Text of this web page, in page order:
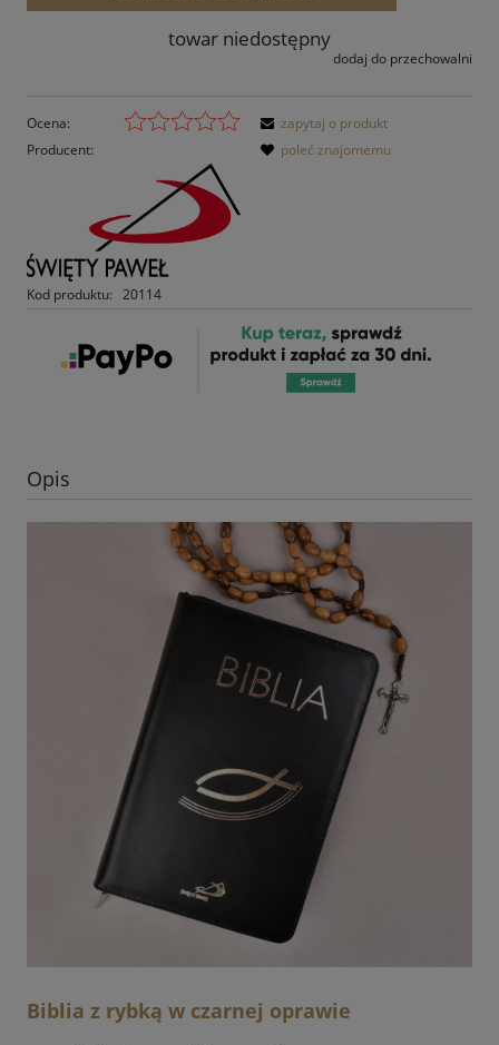
towar niedostępny
dodaj do przechowalni
Ocena:
Producent:
Kod produktu: 20114
zapytaj o produkt
poleć znajomemu
Opis
Biblia z rybką w czarnej oprawie